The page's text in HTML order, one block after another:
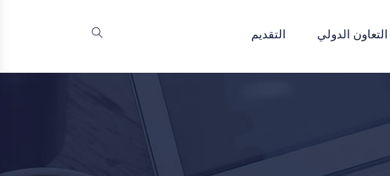
التعاون الدولي التقديم